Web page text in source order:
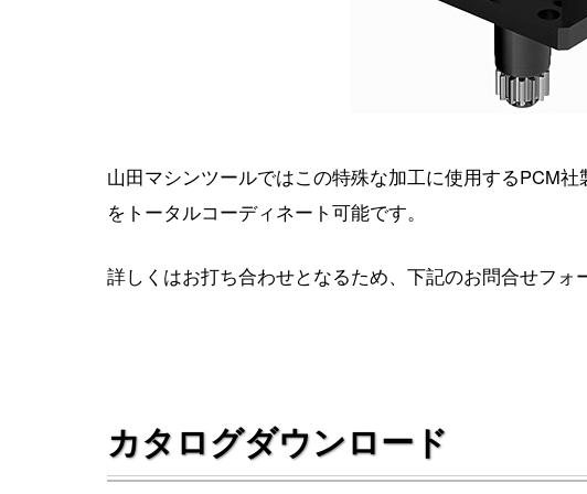
山田マシンツールではこの特殊な加工に使用するPCM
をトータルコーディネート可能です。
詳しくはお打ち合わせとなるため、下記のお問合せフォ
カタログダウンロード